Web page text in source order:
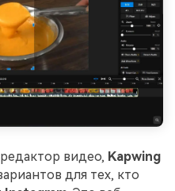
видео, Kapwing
для тех, кто